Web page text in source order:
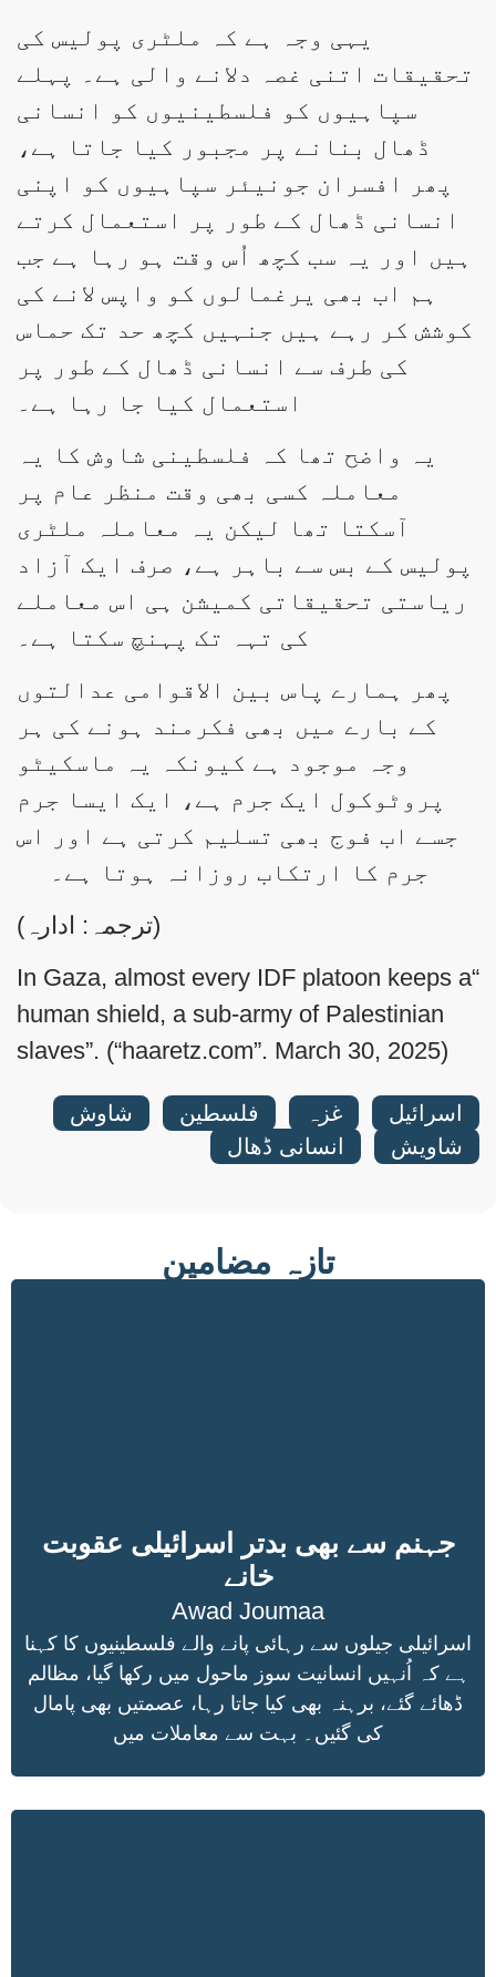
یہی وجہ ہے کہ ملٹری پولیس کی
تحقیقات اتنی غصہ دلانے والی ہے۔ پہلے
سپاہیوں کو فلسطینیوں کو انسانی
ڈھال بنانے پر مجبور کیا جاتا ہے،
پھر افسران جونیئر سپاہیوں کو اپنی
انسانی ڈھال کے طور پر استعمال کرتے
ہیں اور یہ سب کچھ اُس وقت ہو رہا ہے جب
ہم اب بھی یرغمالوں کو واپس لانے کی
کوشش کر رہے ہیں جنہیں کچھ حد تک حماس
کی طرف سے انسانی ڈھال کے طور پر
استعمال کیا جا رہا ہے۔
یہ واضح تھا کہ فلسطینی شاوش کا یہ
معاملہ کسی بھی وقت منظر عام پر
آسکتا تھا لیکن یہ معاملہ ملٹری
پولیس کے بس سے باہر ہے، صرف ایک آزاد
ریاستی تحقیقاتی کمیشن ہی اس معاملے
کی تہہ تک پہنچ سکتا ہے۔
پھر ہمارے پاس بین الاقوامی عدالتوں
کے بارے میں بھی فکرمند ہونے کی ہر
وجہ موجود ہے کیونکہ یہ ماسکیٹو
پروٹوکول ایک جرم ہے، ایک ایسا جرم
جسے اب فوج بھی تسلیم کرتی ہے اور اس
جرم کا ارتکاب روزانہ ہوتا ہے۔
(ترجمہ: ادارہ)
“In Gaza, almost every IDF platoon keeps a
human shield, a sub-army of Palestinian
slaves”. (“haaretz.com”. March 30, 2025)
اسرائیل غزہ فلسطین شاوش
شاویش
انسانی ڈھال
تازہ مضامین
جہنم سے بھی بدتر اسرائیلی عقوبت
خانے
Awad Joumaa
اسرائیلی جیلوں سے رہائی پانے والے فلسطینیوں کا کہنا
ہے کہ اُنہیں انسانیت سوز ماحول میں رکھا گیا، مظالم
ڈھائے گئے، برہنہ بھی کیا جاتا رہا، عصمتیں بھی پامال
کی گئیں۔ بہت سے معاملات میں